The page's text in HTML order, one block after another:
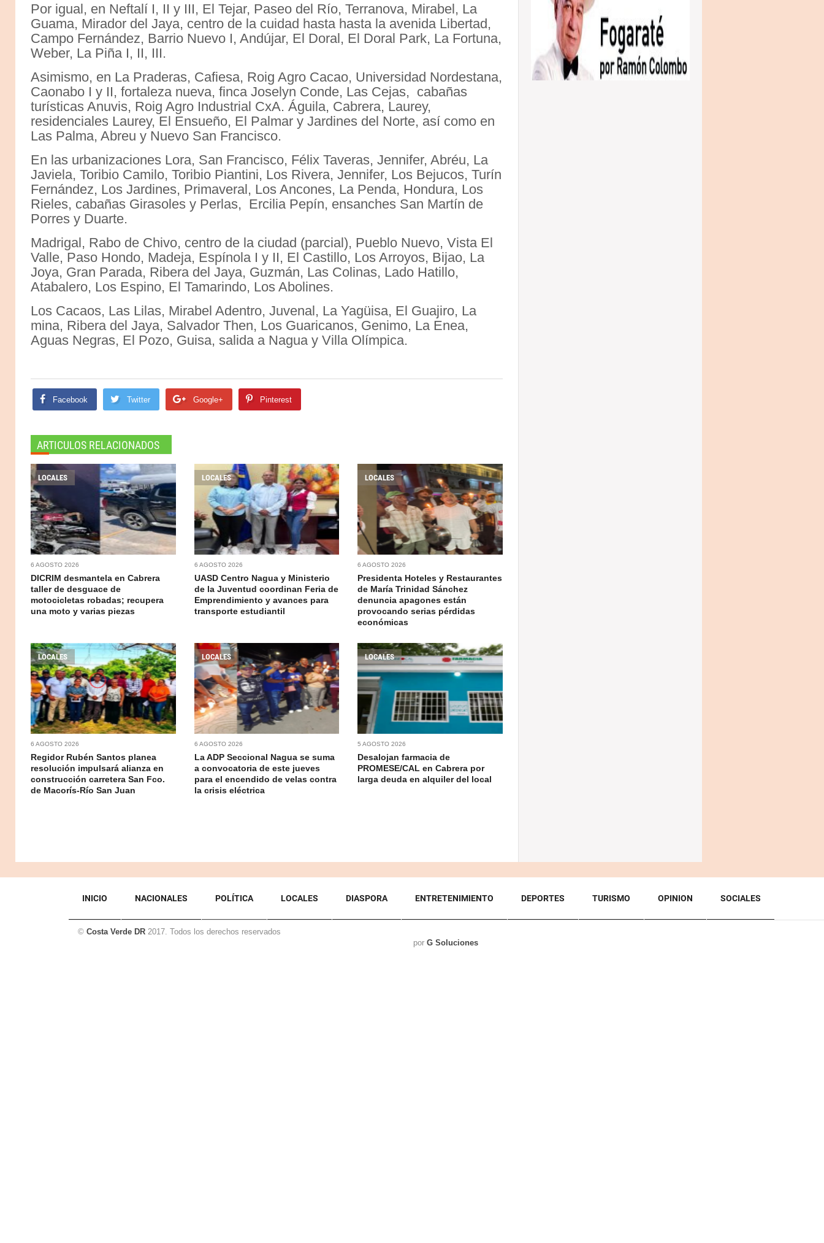
Por igual, en Neftalí I, II y III, El Tejar, Paseo del Río, Terranova, Mirabel, La
Guama, Mirador del Jaya, centro de la cuidad hasta hasta la avenida Libertad,
Campo Fernández, Barrio Nuevo I, Andújar, El Doral, El Doral Park, La Fortuna,
Weber, La Piña I, II, III.
Asimismo, en La Praderas, Cafiesa, Roig Agro Cacao, Universidad Nordestana,
Caonabo I y II, fortaleza nueva, finca Joselyn Conde, Las Cejas, cabañas
turísticas Anuvis, Roig Agro Industrial CxA. Águila, Cabrera, Laurey,
residenciales Laurey, El Ensueño, El Palmar y Jardines del Norte, así como en
Las Palma, Abreu y Nuevo San Francisco.
En las urbanizaciones Lora, San Francisco, Félix Taveras, Jennifer, Abréu, La
Javiela, Toribio Camilo, Toribio Piantini, Los Rivera, Jennifer, Los Bejucos, Turín
Fernández, Los Jardines, Primaveral, Los Ancones, La Penda, Hondura, Los
Rieles, cabañas Girasoles y Perlas, Ercilia Pepín, ensanches San Martín de
Porres y Duarte.
Madrigal, Rabo de Chivo, centro de la ciudad (parcial), Pueblo Nuevo, Vista El
Valle, Paso Hondo, Madeja, Espínola I y II, El Castillo, Los Arroyos, Bijao, La
Joya, Gran Parada, Ribera del Jaya, Guzmán, Las Colinas, Lado Hatillo,
Atabalero, Los Espino, El Tamarindo, Los Abolines.
Los Cacaos, Las Lilas, Mirabel Adentro, Juvenal, La Yagüisa, El Guajiro, La
mina, Ribera del Jaya, Salvador Then, Los Guaricanos, Genimo, La Enea,
Aguas Negras, El Pozo, Guisa, salida a Nagua y Villa Olímpica.
Facebook Twitter Google+ Pinterest
ARTICULOS RELACIONADOS
LOCALES
6 AGOSTO 2026
DICRIM desmantela en Cabrera
taller de desguace de
motocicletas robadas; recupera
una moto y varias piezas
LOCALES
6 AGOSTO 2026
UASD Centro Nagua y Ministerio
de la Juventud coordinan Feria de
Emprendimiento y avances para
transporte estudiantil
LOCALES
6 AGOSTO 2026
Presidenta Hoteles y Restaurantes
de María Trinidad Sánchez
denuncia apagones están
provocando serias pérdidas
económicas
LOCALES
6 AGOSTO 2026
Regidor Rubén Santos planea
resolución impulsará alianza en
construcción carretera San Fco.
de Macorís-Río San Juan
LOCALES
6 AGOSTO 2026
La ADP Seccional Nagua se suma
a convocatoria de este jueves
para el encendido de velas contra
la crisis eléctrica
LOCALES
5 AGOSTO 2026
Desalojan farmacia de
PROMESE/CAL en Cabrera por
larga deuda en alquiler del local
INICIO NACIONALES POLÍTICA LOCALES DIASPORA ENTRETENIMIENTO DEPORTES TURISMO OPINION SOCIALES
© Costa Verde DR 2017. Todos los derechos reservados
por G Soluciones